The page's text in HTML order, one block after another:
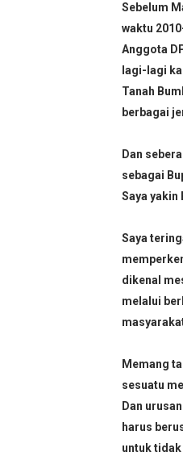
Sebelum
waktu
Anggota
lagi-lagi
Tanah
berbagai
Dan
sebagai
Saya yakin
Saya
dikenal
melalui
Memang
sesuatu
Dan
harus
untuk